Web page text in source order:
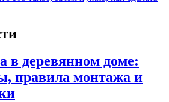
в деревянном доме:
правила монтажа и